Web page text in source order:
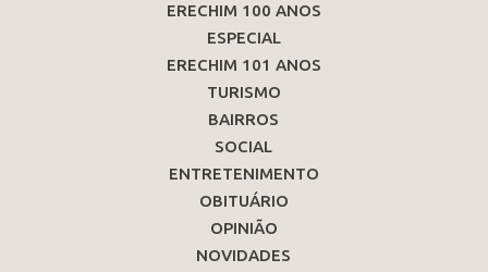
ERECHIM 100 ANOS
ESPECIAL
ERECHIM 101 ANOS
TURISMO
BAIRROS
SOCIAL
ENTRETENIMENTO
OBITUÁRIO
OPINIÃO
NOVIDADES